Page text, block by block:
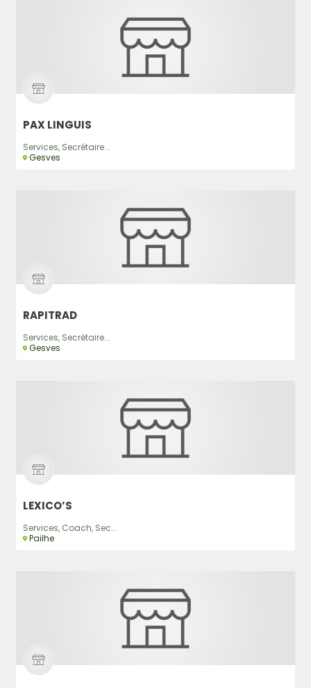
PAX LINGUIS
Services, Secrétaire...
Gesves
RAPITRAD
Services, Secrétaire...
Gesves
LEXICO’S
Services, Coach, Sec...
Pailhe